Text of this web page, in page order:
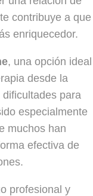
contribuye a que
enriquecedor.
, una opción ideal
desde la
para
especialmente
muchos han
efectiva de
profesional y